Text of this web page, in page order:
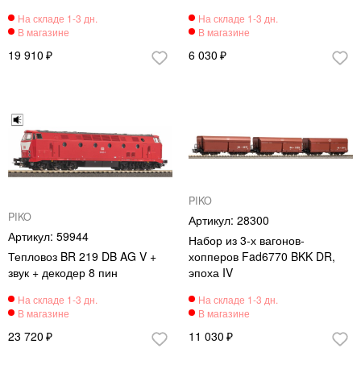
19 910 6 030
PIKO
59944
Тепловоз BR 219 DB AG V +
звук + декодер 8 пин
23 720
PIKO
28300
Набор из 3-х вагонов-
хопперов Fad6770 BKK DR,
эпоха IV
11 030